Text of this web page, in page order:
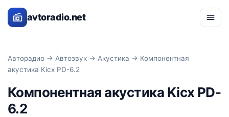
avtoradio.net
Авторадио → Автозвук → Акустика → Компонентная
акустика Kicx PD-6.2
Компонентная акустика Kicx PD-
6.2